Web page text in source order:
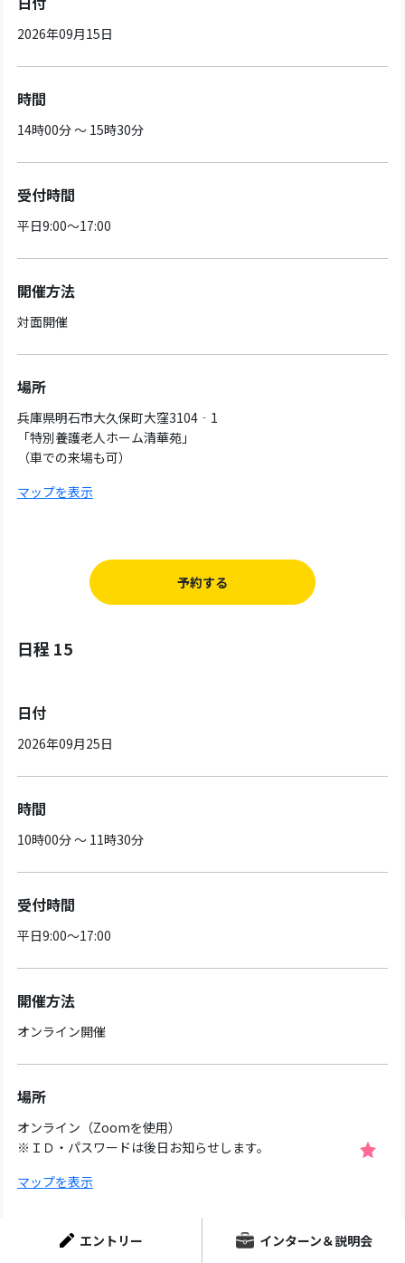
2026年09月15日
時間
14時00分 ～ 15時30分
受付時間
平日9:00～17:00
開催方法
対面開催
場所
兵庫県明石市大久保町大窪3104‐1
「特別養護老人ホーム清華苑」
（車での来場も可）
マップを表示
予約する
日程 15
日付
2026年09月25日
時間
10時00分 ～ 11時30分
受付時間
平日9:00～17:00
開催方法
オンライン開催
場所
オンライン（Zoomを使用）
※ＩＤ・パスワードは後日お知らせします。
マップを表示
エントリー インターン＆説明会